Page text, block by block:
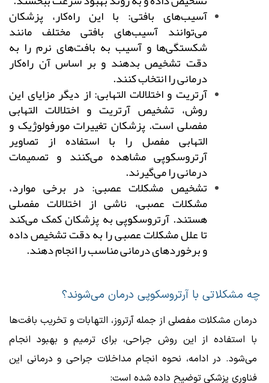
آسیب‌های بافتی: با این راه‌کار، پزشکان
می‌توانند آسیب‌های بافتی مختلف مانند
شکستگی‌ها و آسیب به بافت‌های نرم را به
دقت تشخیص بدهند و بر اساس آن راه‌کار
درمانی را انتخاب کنند.
آرتریت و اختلالات التهابی: از دیگر مزایای این
روش، تشخیص آرتریت و اختلالات التهابی
مفصلی است. پزشکان تغییرات مورفولوژیک و
التهابی مفصل را با استفاده از تصاویر
آرتروسکوپی مشاهده می‌کنند و تصمیمات
درمانی را می‌گیرند.
تشخیص مشکلات عصبی: در برخی موارد،
مشکلات عصبی، ناشی از اختلالات مفصلی
هستند. آرتروسکوپی به پزشکان کمک می‌کند
تا علل مشکلات عصبی را به دقت تشخیص داده
و برخوردهای درمانی مناسب را انجام دهند.
چه مشکلاتی با آرتروسکوپی درمان می‌شوند؟
درمان مشکلات مفصلی از جمله آرتروز، التهابات و تخریب بافت‌ها
با استفاده از این روش جراحی، برای ترمیم و بهبود انجام
می‌شود. در ادامه، نحوه انجام مداخلات جراحی و درمانی این
فناوری پزشکی توضیح داده شده است: